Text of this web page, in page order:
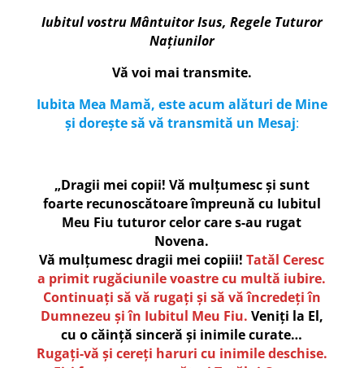
Iubitul vostru Mântuitor Isus, Regele Tuturor
Națiunilor
Vă voi mai transmite.
Iubita Mea Mamă, este acum alături de Mine
și dorește să vă transmită un Mesaj:
„Dragii mei copii! Vă mulțumesc și sunt
foarte recunoscătoare împreună cu Iubitul
Meu Fiu tuturor celor care s-au rugat
Novena.
Vă mulțumesc dragii mei copiii!Tatăl Ceresc
a primit rugăciunile voastre cu multă iubire.
Continuați să vă rugați și să vă încredeți în
Dumnezeu și în Iubitul Meu Fiu. Veniți la El,
cu o căință sinceră și inimile curate…
Rugați-vă și cereți haruri cu inimile deschise.